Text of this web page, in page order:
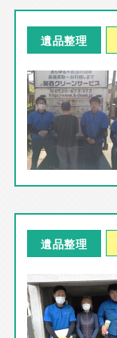
遺品整理
遺品整理